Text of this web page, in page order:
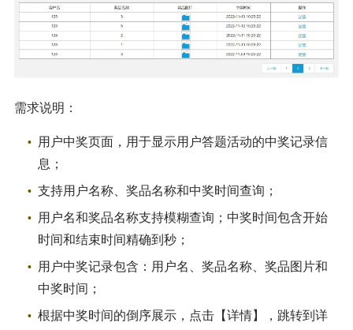
需求说明：
用户中奖页面，用于显示用户答题活动的中奖记录信
息；
支持用户名称、奖品名称和中奖时间查询；
用户名和奖品名称支持模糊查询；中奖时间包含开始
时间和结束时间精确到秒；
用户中奖记录包含：用户名、奖品名称、奖品图片和
中奖时间；
根据中奖时间的倒序展示，点击【详情】，跳转到详